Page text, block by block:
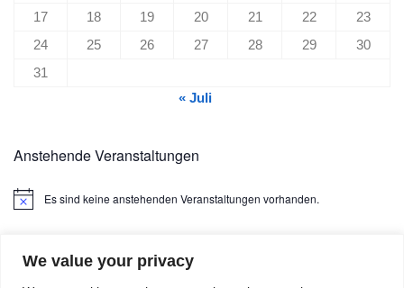
We value your privacy
17
18 19 20 21 22
23
24
25 26 27 28 29
30
31
« Juli
Anstehende Veranstaltungen
HinweisEs sind keine anstehenden Veranstaltungen vorhanden.